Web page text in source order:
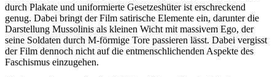
durch Plakate und uniformierte Gesetzeshüter ist erschreckend
genug. Dabei bringt der Film satirische Elemente ein, darunter die
Darstellung Mussolinis als kleinen Wicht mit massivem Ego, der
seine Soldaten durch M-förmige Tore passieren lässt. Dabei vergisst
der Film dennoch nicht auf die entmenschlichenden Aspekte des
Faschismus einzugehen.